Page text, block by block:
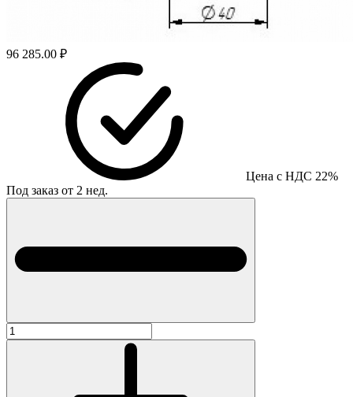
96 285.00 ₽
Цена с НДС 22%
Под заказ от 2 нед.